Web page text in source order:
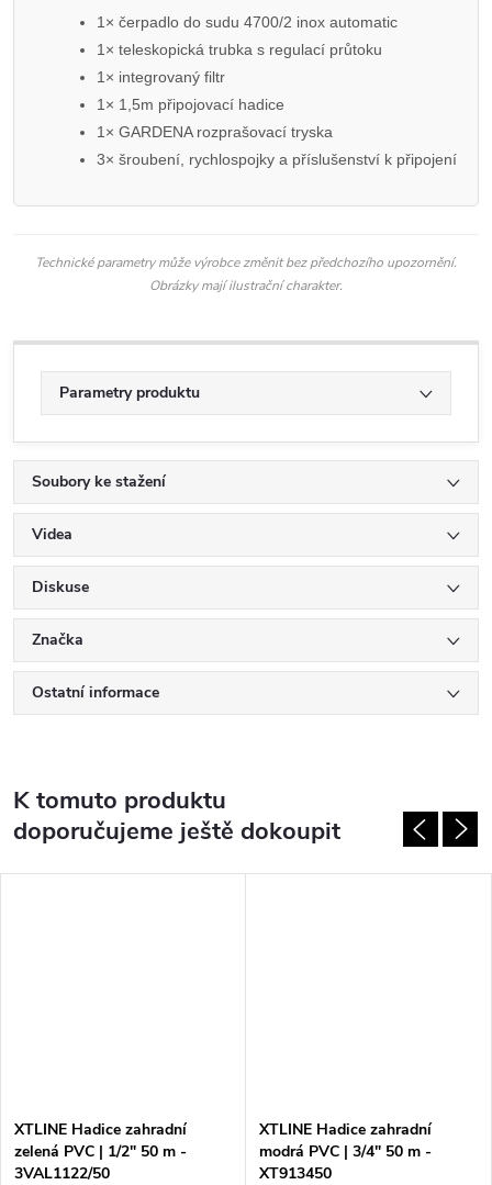
1× čerpadlo do sudu 4700/2 inox automatic
1× teleskopická trubka s regulací průtoku
1× integrovaný filtr
1× 1,5m připojovací hadice
1× GARDENA rozprašovací tryska
3× šroubení, rychlospojky a příslušenství k připojení
Technické parametry může výrobce změnit bez předchozího upozornění.
Obrázky mají ilustrační charakter.
Parametry produktu
Soubory ke stažení
Videa
Diskuse
Značka
Ostatní informace
K tomuto produktu
doporučujeme ještě dokoupit
XTLINE Hadice zahradní
zelená PVC | 1/2" 50 m -
3VAL1122/50
XTLINE Hadice zahradní
modrá PVC | 3/4" 50 m -
XT913450